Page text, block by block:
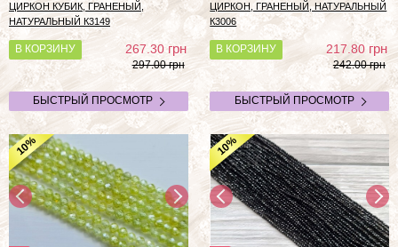
ЦИРКОН КУБИК, ГРАНЕНЫЙ,
НАТУРАЛЬНЫЙ К3149
В КОРЗИНУ 267.30грн
297.00 грн
БЫСТРЫЙ ПРОСМОТР
ЦИРКОН, ГРАНЕНЫЙ, НАТУРАЛЬНЫЙ
К3006
В КОРЗИНУ 217.80грн
242.00 грн
БЫСТРЫЙ ПРОСМОТР
10% 10%